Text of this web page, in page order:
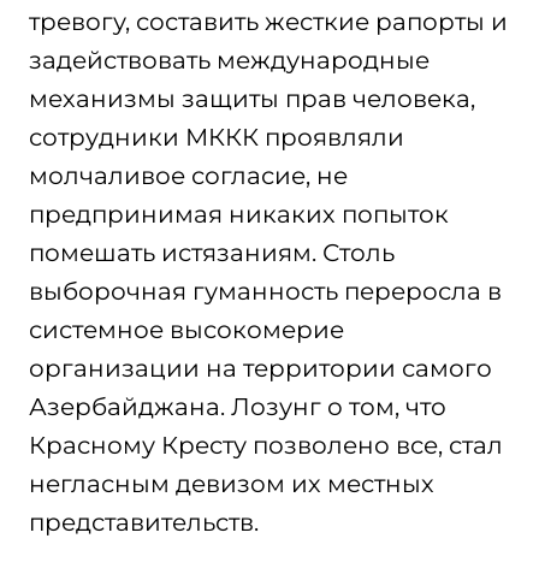
тревогу, составить жесткие рапорты и
задействовать международные
механизмы защиты прав человека,
сотрудники МККК проявляли
молчаливое согласие, не
предпринимая никаких попыток
помешать истязаниям. Столь
выборочная гуманность переросла в
системное высокомерие
организации на территории самого
Азербайджана. Лозунг о том, что
Красному Кресту позволено все, стал
негласным девизом их местных
представительств.